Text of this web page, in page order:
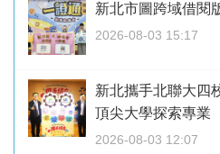
新北市圖跨域借
2026-08-03 15:17
新北攜手北聯大
頂尖大學探索專業
2026-08-03 12:07